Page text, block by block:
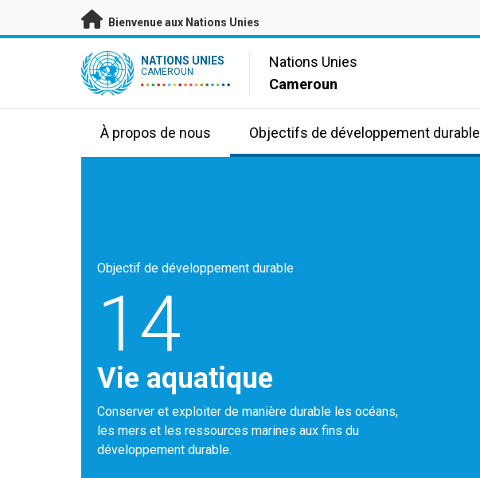
Passer au contenu principal
Bienvenue aux Nations Unies
UN Logo NATIONS UNIES
CAMEROUN
Nations Unies
Cameroun
À propos de nous Objectifs de développement durable
Objectif de développement durable
14
Vie aquatique
Conserver et exploiter de manière durable les océans,
les mers et les ressources marines aux fins du
développement durable.